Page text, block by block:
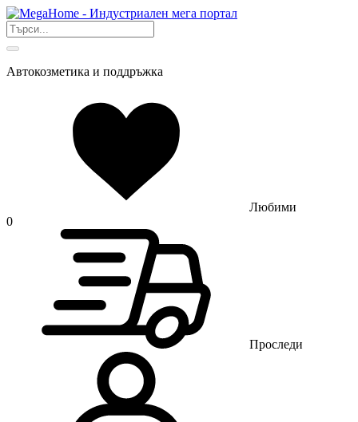
Автокозметика и поддръжка
Любими
0
Проследи